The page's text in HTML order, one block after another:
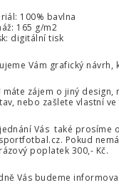
100% bavlna
165 g/m2
digitální tisk
Vám grafický
máte zájem o jiný
nebo zašlete vlastní
Vás také prosíme
. Pokud
poplatek 300,- Kč.
Vás budeme